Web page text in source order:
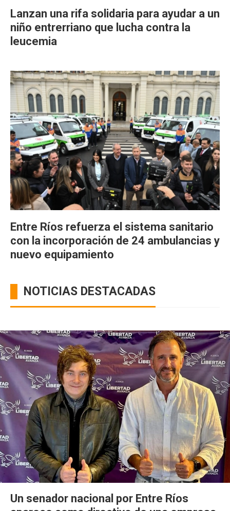
Lanzan una rifa solidaria para ayudar a un
niño entrerriano que lucha contra la
leucemia
Entre Ríos refuerza el sistema sanitario
con la incorporación de 24 ambulancias y
nuevo equipamiento
NOTICIAS DESTACADAS
Un senador nacional por Entre Ríos